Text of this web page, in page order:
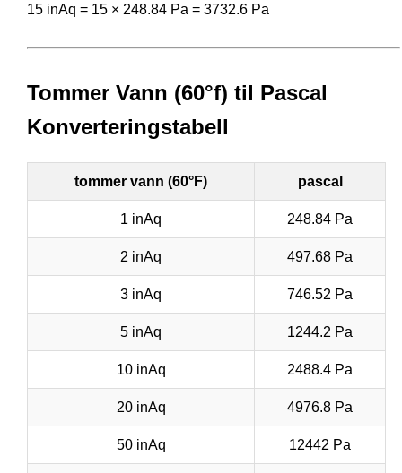
15 inAq = 15 × 248.84 Pa = 3732.6 Pa
Tommer Vann (60°f) til Pascal
Konverteringstabell
tommer vann (60°F) pascal
1 inAq 248.84 Pa
2 inAq 497.68 Pa
3 inAq 746.52 Pa
5 inAq 1244.2 Pa
10 inAq 2488.4 Pa
20 inAq 4976.8 Pa
50 inAq 12442 Pa